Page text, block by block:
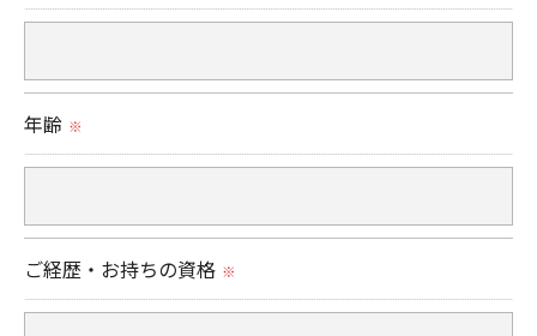
＜個人情報を与えなかった場合に生じる結果＞
予めご了承ください。
いて＞
当社では、お客様の個人情報の開示･訂正･削除・利
用停止の手続を定めさせて頂いております。
年齢 ※
ご経歴・お持ちの資格 ※